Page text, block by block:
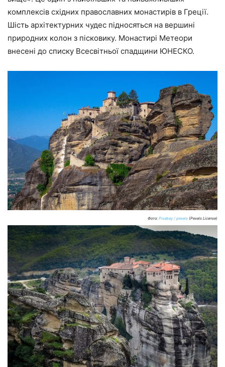
комплексів східних православних монастирів в Греції.
Шість архітектурних чудес підносяться на вершині
природних колон з пісковику. Монастирі Метеори
внесені до списку Всесвітньої спадщини ЮНЕСКО.
Фото: Pixabay / pexels (Pexels License)